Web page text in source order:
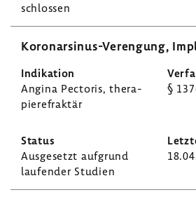
schlossen
Koronarsinus-​Verengung,
Angina Pectoris, thera­
pie­re­fraktär
§
Ausge­setzt aufgrund
laufender Studien